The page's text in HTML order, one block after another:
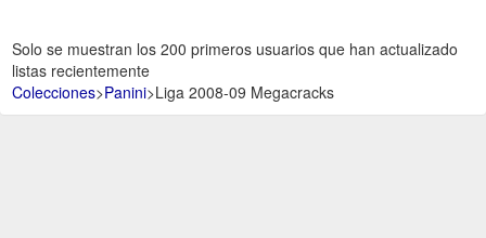
Solo se muestran los 200 primeros usuarios que han actualizado
listas recientemente
Colecciones>Panini>Liga 2008-09 Megacracks